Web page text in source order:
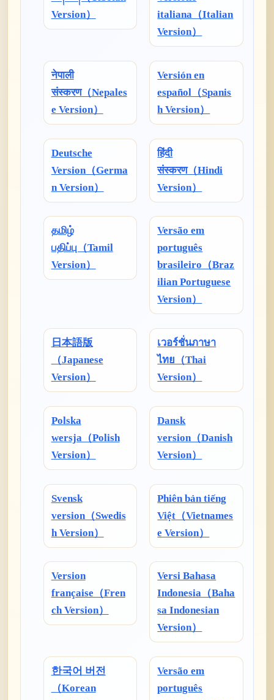
Version）
italiana（Italian
Version）
नेपाली
संस्करण（Nepales
e Version）
Versión en
español（Spanis
h Version）
Deutsche
Version（Germa
n Version）
हिंदी
संस्करण（Hindi
Version）
தமிழ்
பதிப்பு（Tamil
Version）
Versão em
português
brasileiro（Braz
ilian Portuguese
Version）
日本語版
（Japanese
Version）
เวอร์ชั่นภาษา
ไทย（Thai
Version）
Polska
wersja（Polish
Version）
Dansk
version（Danish
Version）
Svensk
version（Swedis
h Version）
Phiên bản tiếng
Việt（Vietnames
e Version）
Version
française（Fren
ch Version）
Versi Bahasa
Indonesia（Baha
sa Indonesian
Version）
한국어 버전
（Korean
Versão em
português